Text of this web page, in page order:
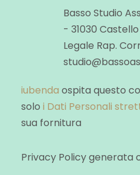
Basso Studio
- 31030
Legale Rap.
iubenda ospita questo
solo i Dati Personali
sua fornitura
Privacy Policy generata